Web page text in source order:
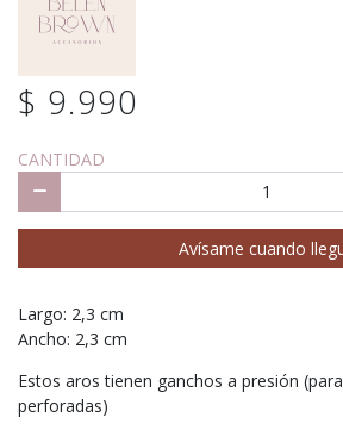
$ 9.990
CANTIDAD
Avísame cuando
Largo: 2,3 cm
Ancho: 2,3 cm
Estos aros tienen ganchos a presión
perforadas)